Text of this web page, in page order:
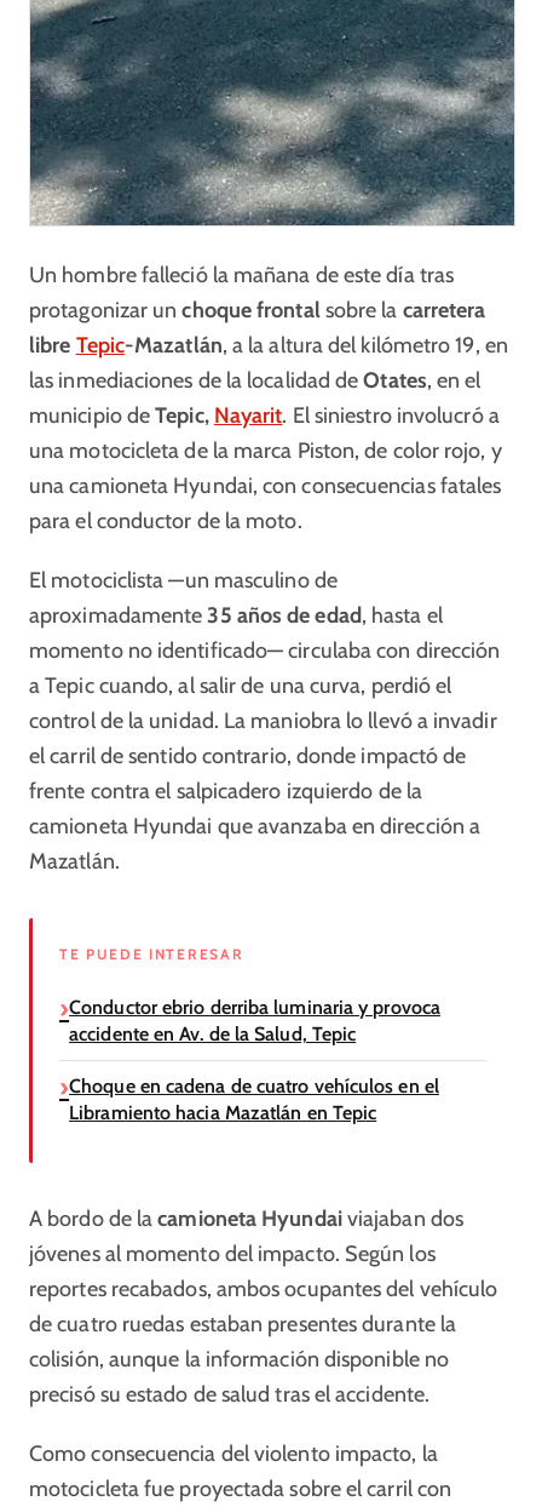
Un hombre falleció la mañana de este día tras
protagonizar unchoque frontalsobre la carretera
libre Tepic-Mazatlán, a la altura del kilómetro 19, en
las inmediaciones de la localidad deOtates, en el
municipio deTepic, Nayarit. El siniestro involucró a
una motocicleta de la marca Piston, de color rojo, y
una camioneta Hyundai, con consecuencias fatales
para el conductor de la moto.
El motociclista —un masculino de
aproximadamente35 años de edad, hasta el
momento no identificado— circulaba con dirección
a Tepic cuando, al salir de una curva, perdió el
control de la unidad. La maniobra lo llevó a invadir
el carril de sentido contrario, donde impactó de
frente contra el salpicadero izquierdo de la
camioneta Hyundai que avanzaba en dirección a
Mazatlán.
TE PUEDE INTERESAR
Conductor ebrio derriba luminaria y provoca
accidente en Av. de la Salud, Tepic
Choque en cadena de cuatro vehículos en el
Libramiento hacia Mazatlán en Tepic
A bordo de lacamioneta Hyundaiviajaban dos
jóvenes al momento del impacto. Según los
reportes recabados, ambos ocupantes del vehículo
de cuatro ruedas estaban presentes durante la
colisión, aunque la información disponible no
precisó su estado de salud tras el accidente.
Como consecuencia del violento impacto, la
motocicleta fue proyectada sobre el carril con